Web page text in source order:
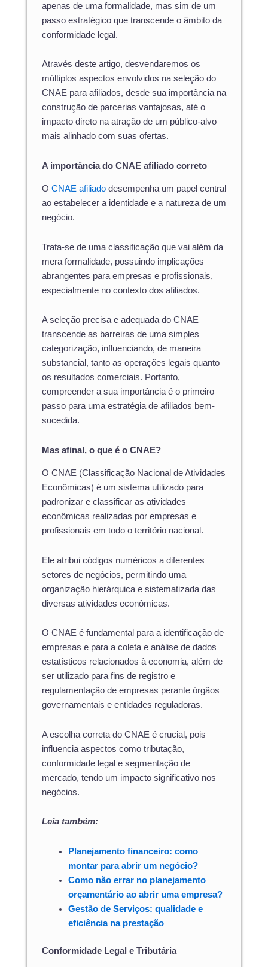
apenas de uma formalidade, mas sim de um
passo estratégico que transcende o âmbito da
conformidade legal.
Através deste artigo, desvendaremos os
múltiplos aspectos envolvidos na seleção do
CNAE para afiliados, desde sua importância na
construção de parcerias vantajosas, até o
impacto direto na atração de um público-alvo
mais alinhado com suas ofertas.
A importância do CNAE afiliado correto
O CNAE afiliado desempenha um papel central
ao estabelecer a identidade e a natureza de um
negócio.
Trata-se de uma classificação que vai além da
mera formalidade, possuindo implicações
abrangentes para empresas e profissionais,
especialmente no contexto dos afiliados.
A seleção precisa e adequada do CNAE
transcende as barreiras de uma simples
categorização, influenciando, de maneira
substancial, tanto as operações legais quanto
os resultados comerciais. Portanto,
compreender a sua importância é o primeiro
passo para uma estratégia de afiliados bem-
sucedida.
Mas afinal, o que é o CNAE?
O CNAE (Classificação Nacional de Atividades
Econômicas) é um sistema utilizado para
padronizar e classificar as atividades
econômicas realizadas por empresas e
profissionais em todo o território nacional.
Ele atribui códigos numéricos a diferentes
setores de negócios, permitindo uma
organização hierárquica e sistematizada das
diversas atividades econômicas.
O CNAE é fundamental para a identificação de
empresas e para a coleta e análise de dados
estatísticos relacionados à economia, além de
ser utilizado para fins de registro e
regulamentação de empresas perante órgãos
governamentais e entidades reguladoras.
A escolha correta do CNAE é crucial, pois
influencia aspectos como tributação,
conformidade legal e segmentação de
mercado, tendo um impacto significativo nos
negócios.
Leia também:
Planejamento financeiro: como
montar para abrir um negócio?
Como não errar no planejamento
orçamentário ao abrir uma empresa?
Gestão de Serviços: qualidade e
eficiência na prestação
Conformidade Legal e Tributária